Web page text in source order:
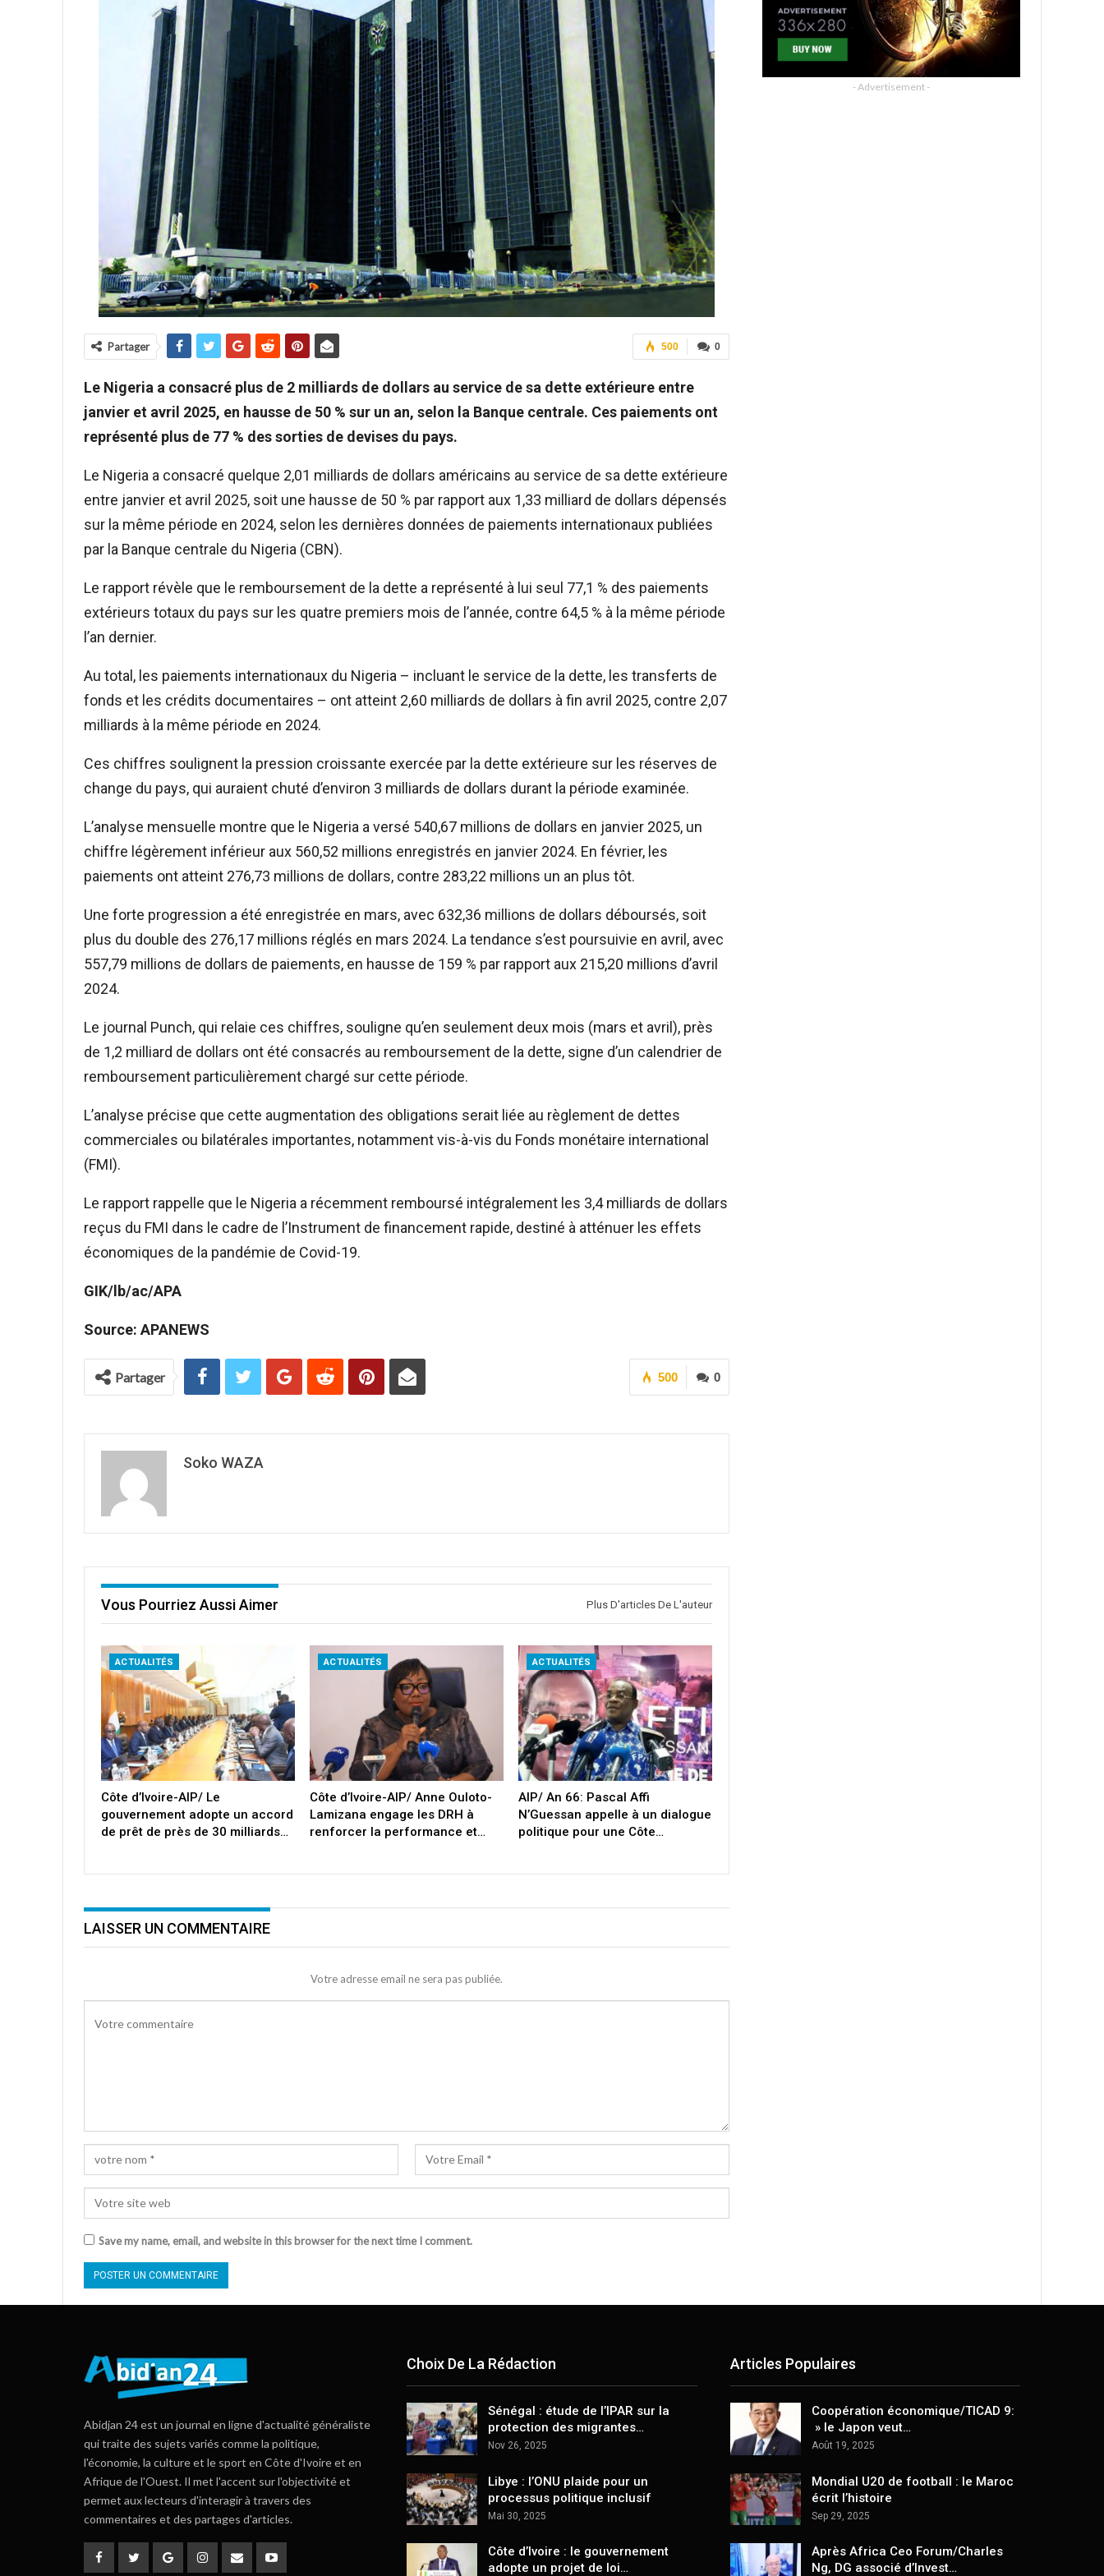
0
500
Partager
Le Nigeria a consacré plus de 2 milliards de dollars au service de sa dette extérieure entre
janvier et avril 2025, en hausse de 50 % sur un an, selon la Banque centrale. Ces paiements ont
représenté plus de 77 % des sorties de devises du pays.
Le Nigeria a consacré quelque 2,01 milliards de dollars américains au service de sa dette extérieure
entre janvier et avril 2025, soit une hausse de 50 % par rapport aux 1,33 milliard de dollars dépensés
sur la même période en 2024, selon les dernières données de paiements internationaux publiées
par la Banque centrale du Nigeria (CBN).
Le rapport révèle que le remboursement de la dette a représenté à lui seul 77,1 % des paiements
extérieurs totaux du pays sur les quatre premiers mois de l’année, contre 64,5 % à la même période
l’an dernier.
Au total, les paiements internationaux du Nigeria – incluant le service de la dette, les transferts de
fonds et les crédits documentaires – ont atteint 2,60 milliards de dollars à fin avril 2025, contre 2,07
milliards à la même période en 2024.
Ces chiffres soulignent la pression croissante exercée par la dette extérieure sur les réserves de
change du pays, qui auraient chuté d’environ 3 milliards de dollars durant la période examinée.
L’analyse mensuelle montre que le Nigeria a versé 540,67 millions de dollars en janvier 2025, un
chiffre légèrement inférieur aux 560,52 millions enregistrés en janvier 2024. En février, les
paiements ont atteint 276,73 millions de dollars, contre 283,22 millions un an plus tôt.
Une forte progression a été enregistrée en mars, avec 632,36 millions de dollars déboursés, soit
plus du double des 276,17 millions réglés en mars 2024. La tendance s’est poursuivie en avril, avec
557,79 millions de dollars de paiements, en hausse de 159 % par rapport aux 215,20 millions d’avril
2024.
Le journal Punch, qui relaie ces chiffres, souligne qu’en seulement deux mois (mars et avril), près
de 1,2 milliard de dollars ont été consacrés au remboursement de la dette, signe d’un calendrier de
remboursement particulièrement chargé sur cette période.
L’analyse précise que cette augmentation des obligations serait liée au règlement de dettes
commerciales ou bilatérales importantes, notamment vis-à-vis du Fonds monétaire international
(FMI).
Le rapport rappelle que le Nigeria a récemment remboursé intégralement les 3,4 milliards de dollars
reçus du FMI dans le cadre de l’Instrument de financement rapide, destiné à atténuer les effets
économiques de la pandémie de Covid-19.
GIK/lb/ac/APA
Source: APANEWS
0
500
Partager
Soko WAZA
Vous Pourriez Aussi Aimer Plus D'articles De L'auteur
ACTUALITÉS
Côte d’Ivoire-AIP/ Le
gouvernement adopte un accord
de prêt de près de 30 milliards…
ACTUALITÉS
Côte d’Ivoire-AIP/ Anne Ouloto-
Lamizana engage les DRH à
renforcer la performance et…
ACTUALITÉS
AIP/ An 66: Pascal Affi
N’Guessan appelle à un dialogue
politique pour une Côte…
LAISSER UN COMMENTAIRE
Votre adresse email ne sera pas publiée.
Save my name, email, and website in this browser for the next time I comment.
- Advertisement -
Abidjan 24 est un journal en ligne d'actualité généraliste
qui traite des sujets variés comme la politique,
l'économie, la culture et le sport en Côte d'Ivoire et en
Afrique de l'Ouest. Il met l'accent sur l'objectivité et
permet aux lecteurs d'interagir à travers des
commentaires et des partages d'articles.
Choix De La Rédaction
Sénégal : étude de l’IPAR sur la
protection des migrantes…
Nov 26, 2025
Libye : l’ONU plaide pour un
processus politique inclusif
Mai 30, 2025
Côte d’Ivoire : le gouvernement
adopte un projet de loi…
Articles Populaires
Coopération économique/TICAD 9:
» le Japon veut…
Août 19, 2025
Mondial U20 de football : le Maroc
écrit l’histoire
Sep 29, 2025
Après Africa Ceo Forum/Charles
Ng, DG associé d’Invest…